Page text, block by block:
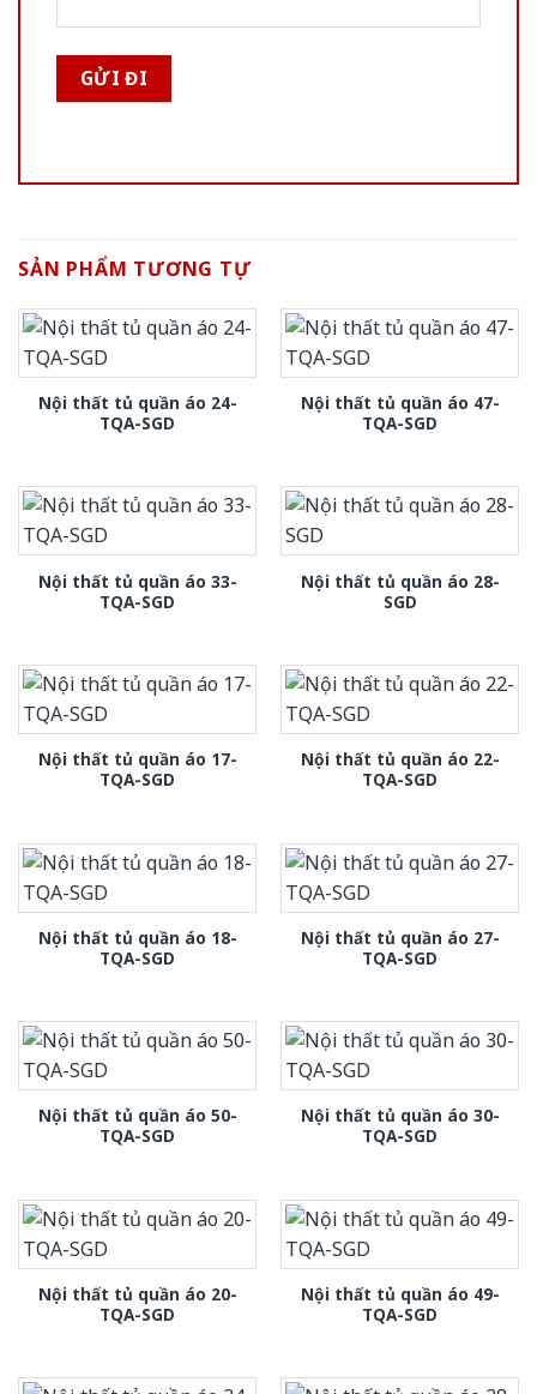
SẢN PHẨM TƯƠNG TỰ
Nội thất tủ quần áo 24-
TQA-SGD
Nội thất tủ quần áo 47-
TQA-SGD
Nội thất tủ quần áo 33-
TQA-SGD
Nội thất tủ quần áo 28-
SGD
Nội thất tủ quần áo 17-
TQA-SGD
Nội thất tủ quần áo 22-
TQA-SGD
Nội thất tủ quần áo 18-
TQA-SGD
Nội thất tủ quần áo 27-
TQA-SGD
Nội thất tủ quần áo 50-
TQA-SGD
Nội thất tủ quần áo 30-
TQA-SGD
Nội thất tủ quần áo 20-
TQA-SGD
Nội thất tủ quần áo 49-
TQA-SGD